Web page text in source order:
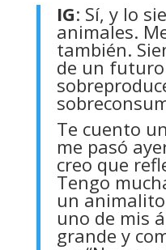
IG: Sí, y lo
animales.
también.
de un
Te cuento
me pasó
creo que
Tengo
un
uno de mis
grande y